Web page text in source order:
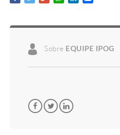
Sobre EQUIPE IPOG